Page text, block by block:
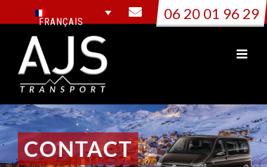
au
contenu
FRANÇAIS 06 20 01 96 29
CONTACT